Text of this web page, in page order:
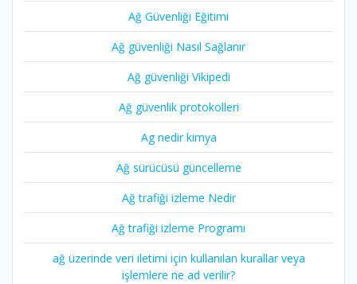
Ağ Güvenliği Eğitimi
Ağ güvenliği Nasıl Sağlanır
Ağ güvenliği Vikipedi
Ağ güvenlik protokolleri
Ag nedir kimya
Ağ sürücüsü güncelleme
Ağ trafiği izleme Nedir
Ağ trafiği izleme Programı
ağ üzerinde veri iletimi için kullanılan kurallar veya
işlemlere ne ad verilir?